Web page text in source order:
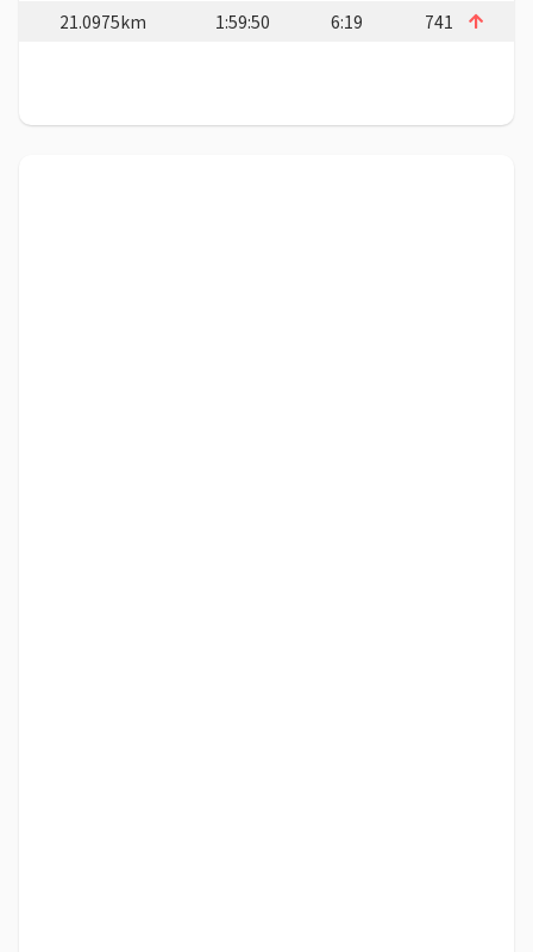
21.0975km
1:59:50 6:19 741